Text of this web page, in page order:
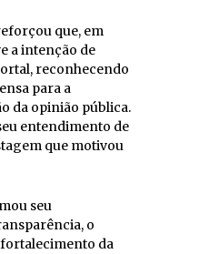
que, em
a intenção de
reconhecendo
para a
da opinião pública.
entendimento de
que motivou
seu
o
da